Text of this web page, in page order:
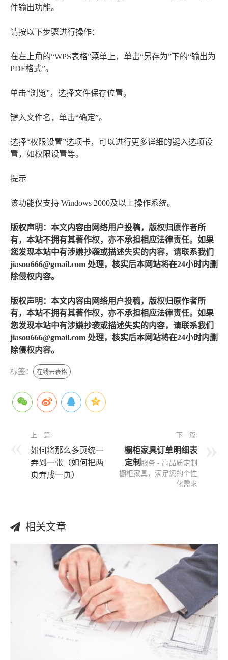
件输出功能。
请按以下步骤进行操作：
在左上角的“WPS表格”菜单上，单击“另存为”下的“输出为
PDF格式”。
单击“浏览”，选择文件保存位置。
键入文件名，单击“确定”。
选择“权限设置”选项卡，可以进行更多详细的键入选项设
置，如权限设置等。
提示
该功能仅支持 Windows 2000及以上操作系统。
版权声明：本文内容由网络用户投稿，版权归原作者所
有，本站不拥有其著作权，亦不承担相应法律责任。如果
您发现本站中有涉嫌抄袭或描述失实的内容，请联系我们
jiasou666@gmail.com 处理，核实后本网站将在24小时内删
除侵权内容。
版权声明：本文内容由网络用户投稿，版权归原作者所
有，本站不拥有其著作权，亦不承担相应法律责任。如果
您发现本站中有涉嫌抄袭或描述失实的内容，请联系我们
jiasou666@gmail.com 处理，核实后本网站将在24小时内删
除侵权内容。
标签： 在线云表格
上一篇:
如何将那么多页统一
弄到一张（如何把两
页弄成一页）
下一篇:
橱柜家具订单明细表
定制 服务 - 高品质定制
橱柜家具，满足您的个性
化需求
相关文章